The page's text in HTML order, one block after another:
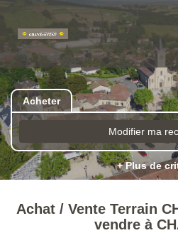
Acheter
Modifier ma
+ Plus de
Achat / Vente Terrain
vendre à